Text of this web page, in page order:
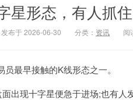
星形态，有人抓
布于 2026-06-30 分类： 资讯 阅
最早接触的K线形态之一。
出现十字星便急于进场;也有人